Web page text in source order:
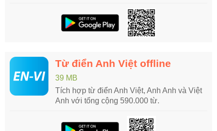
Từ điển Anh Việt offline
39 MB
Tích hợp từ điển Anh Việt, Anh Anh và Việt
Anh với tổng cộng 590.000 từ.